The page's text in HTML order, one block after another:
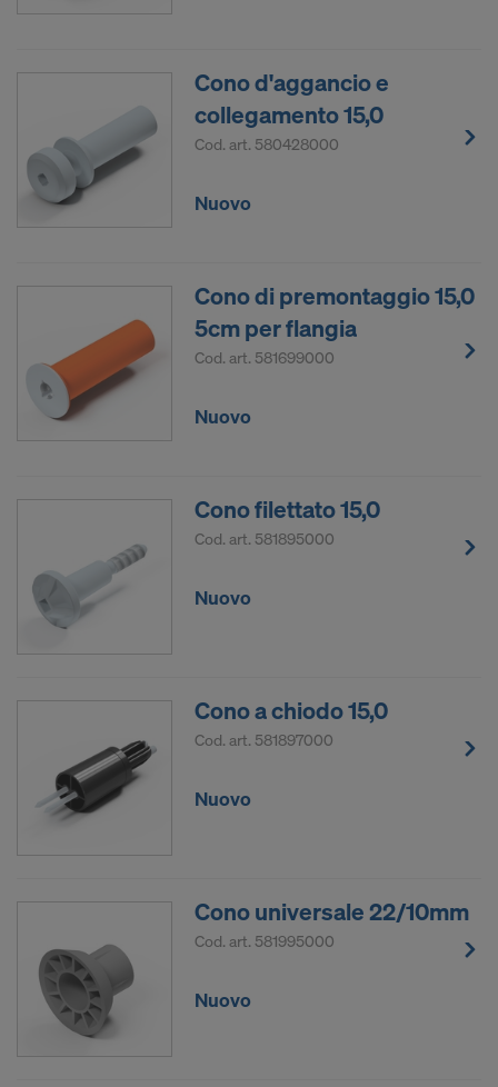
Cono d'aggancio e
collegamento 15,0
Cod. art. 580428000
Nuovo
Cono di premontaggio 15,0
5cm per flangia
Cod. art. 581699000
Nuovo
Cono filettato 15,0
Cod. art. 581895000
Nuovo
Cono a chiodo 15,0
Cod. art. 581897000
Nuovo
Cono universale 22/10mm
Cod. art. 581995000
Nuovo